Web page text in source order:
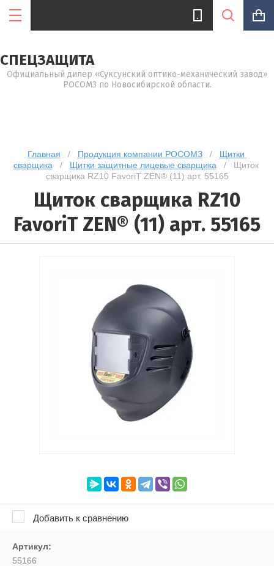
СПЕЦЗАЩИТА
Официальный дилер «Суксунский оптико-механический завод»
РОСОМЗ по Новосибирской области.
Главная
   /
Продукция компании РОСОМЗ
   /
Щитки
сварщика
   /
Щитки защитные лицевые сварщика
   /   Щиток
сварщика RZ10 FavoriT ZEN® (11) арт. 55165
Щиток сварщика RZ10
FavoriT ZEN® (11) арт. 55165
Добавить к сравнению
Артикул:
55166
Название:
Артикул:
Выберите категорию:
Выберите...